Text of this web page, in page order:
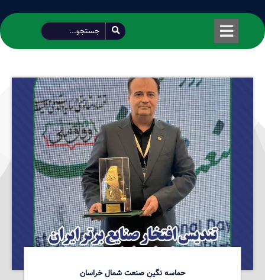
طراحی شده توسط محمود سیفی | 4215 887 0915
حماسه نگین صنعت شمال خراسان